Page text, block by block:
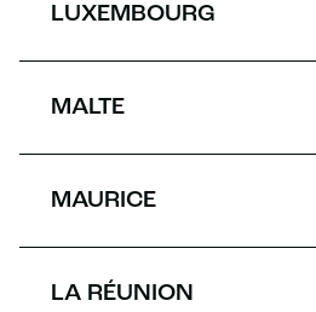
LUXEMBOURG
MALTE
MAURICE
LA RÉUNION